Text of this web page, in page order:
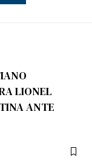
LIONEL
ANTE